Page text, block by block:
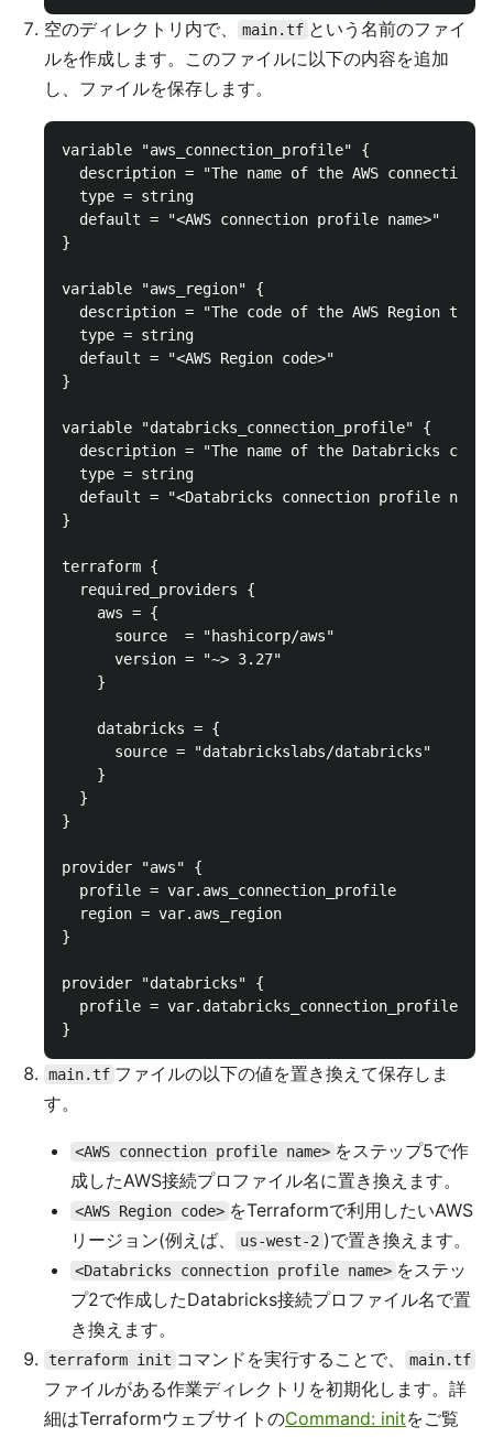
空のディレクトリ内で、 main.tf という名前のファイ
ルを作成します。このファイルに以下の内容を追加
し、ファイルを保存します。
variable "aws_connection_profile" {
description = "The name of the AWS connection
  type = string
  default = "<AWS connection profile name>"
}
variable "aws_region" {
description = "The code of the AWS Region to
  type = string
  default = "<AWS Region code>"
}
variable "databricks_connection_profile" {
description = "The name of the Databricks
  type = string
default = "<Databricks connection profile
}
terraform {
  required_providers {
    aws = {
      source  = "hashicorp/aws"
      version = "~> 3.27"
    }
    databricks = {
      source = "databrickslabs/databricks"
    }
  }
}
provider "aws" {
  profile = var.aws_connection_profile
  region = var.aws_region
}
provider "databricks" {
  profile = var.databricks_connection_profile
main.tf ファイルの以下の値を置き換えて保存しま
す。
<AWS connection profile name> をステップ5で作
成したAWS接続プロファイル名に置き換えます。
<AWS Region code> をTerraformで利用したいAWS
リージョン(例えば、
us-west-2 )で置き換えます。
<Databricks connection profile name> をステッ
プ2で作成したDatabricks接続プロファイル名で置
き換えます。
terraform init コマンドを実行することで、 main.tf
ファイルがある作業ディレクトリを初期化します。詳
細はTerraformウェブサイトのCommand: initをご覧